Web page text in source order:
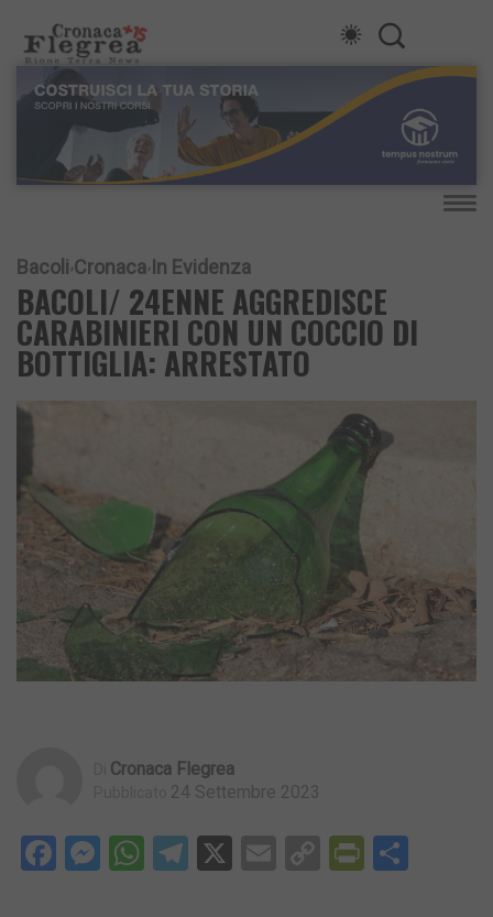
Bacoli Cronaca In Evidenza
BACOLI/ 24ENNE AGGREDISCE
CARABINIERI CON UN COCCIO DI
BOTTIGLIA: ARRESTATO
Cronaca Flegrea
24 Settembre 2023
Facebook
Messenger
WhatsApp
Telegram
X EmailCopy